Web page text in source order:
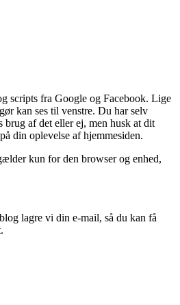
scripts fra Google og Facebook. Lige
kan ses til venstre. Du har selv
brug af det eller ej, men husk at dit
din oplevelse af hjemmesiden.
kun for den browser og enhed,
lagre vi din e-mail, så du kan få